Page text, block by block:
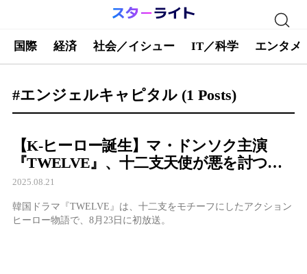
国際 経済 社会／イシュー IT／科学 エンタメ
#エンジェルキャピタル (1 Posts)
【K-ヒーロー誕生】マ・ドンソク主演
『TWELVE』、十二支天使が悪を討つ圧
巻アクション開幕
2025.08.21
韓国ドラマ『TWELVE』は、十二支をモチーフにしたアクション
ヒーロー物語で、8月23日に初放送。